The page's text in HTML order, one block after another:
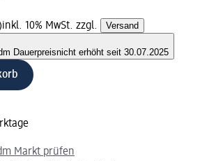
inkl. 10% MwSt. zzgl. Versand
Dauerpreisnicht erhöht seit 30.07.2025
Markt prüfen